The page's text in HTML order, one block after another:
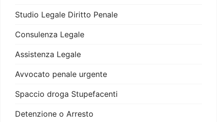
Studio Legale Diritto Penale
Consulenza Legale
Assistenza Legale
Avvocato penale urgente
Spaccio droga Stupefacenti
Detenzione o Arresto